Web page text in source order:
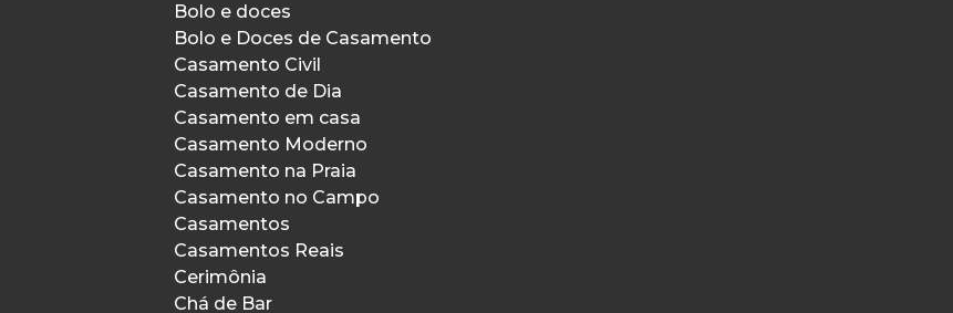
Bolo e doces
Bolo e Doces de Casamento
Casamento Civil
Casamento de Dia
Casamento em casa
Casamento Moderno
Casamento na Praia
Casamento no Campo
Casamentos
Casamentos Reais
Cerimônia
Chá de Bar